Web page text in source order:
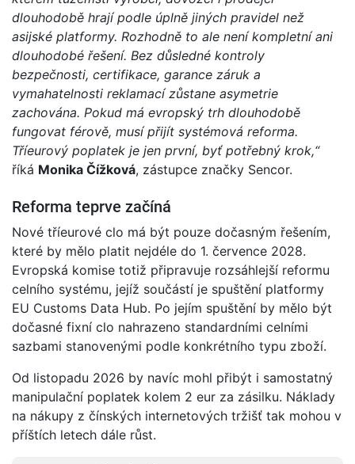
dlouhodobě hrají podle úplně jiných pravidel než
asijské platformy. Rozhodně to ale není kompletní ani
dlouhodobé řešení. Bez důsledné kontroly
bezpečnosti, certifikace, garance záruk a
vymahatelnosti reklamací zůstane asymetrie
zachována. Pokud má evropský trh dlouhodobě
fungovat férově, musí přijít systémová reforma.
Tříeurový poplatek je jen první, byť potřebný krok,“
říká Monika Čížková, zástupce značky Sencor.
Reforma teprve začíná
Nové tříeurové clo má být pouze dočasným řešením,
které by mělo platit nejdéle do 1. července 2028.
Evropská komise totiž připravuje rozsáhlejší reformu
celního systému, jejíž součástí je spuštění platformy
EU Customs Data Hub. Po jejím spuštění by mělo být
dočasné fixní clo nahrazeno standardními celními
sazbami stanovenými podle konkrétního typu zboží.
Od listopadu 2026 by navíc mohl přibýt i samostatný
manipulační poplatek kolem 2 eur za zásilku. Náklady
na nákupy z čínských internetových tržišť tak mohou v
příštích letech dále růst.